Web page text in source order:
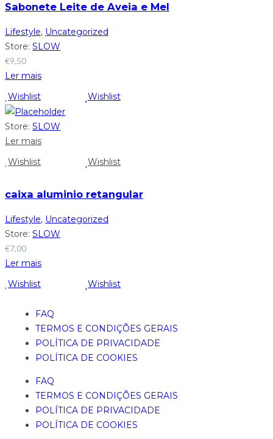
Sabonete Leite de Aveia e Mel
Lifestyle, Uncategorized
Store: SLOW
€9,50
Ler mais
Wishlist
Wishlist
Store: SLOW
Ler mais
Wishlist
Wishlist
caixa aluminio retangular
Lifestyle, Uncategorized
Store: SLOW
€7,00
Ler mais
Wishlist
Wishlist
FAQ
TERMOS E CONDIÇÕES GERAIS
POLÍTICA DE PRIVACIDADE
POLÍTICA DE COOKIES
FAQ
TERMOS E CONDIÇÕES GERAIS
POLÍTICA DE PRIVACIDADE
POLÍTICA DE COOKIES